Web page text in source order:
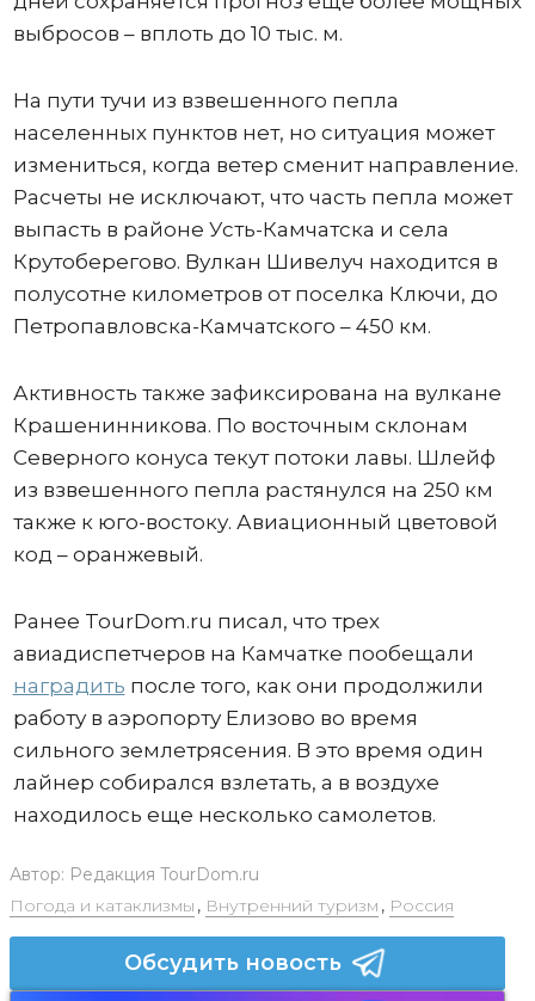
выбросов – вплоть до 10 тыс. м.
На пути тучи из взвешенного пепла
населенных пунктов нет, но ситуация может
измениться, когда ветер сменит направление.
Расчеты не исключают, что часть пепла может
выпасть в районе Усть-Камчатска и села
Крутоберегово. Вулкан Шивелуч находится в
полусотне километров от поселка Ключи, до
Петропавловска-Камчатского – 450 км.
Активность также зафиксирована на вулкане
Крашенинникова. По восточным склонам
Северного конуса текут потоки лавы. Шлейф
из взвешенного пепла растянулся на 250 км
также к юго-востоку. Авиационный цветовой
код – оранжевый.
Ранее TourDom.ru писал, что трех
авиадиспетчеров на Камчатке пообещали
наградить после того, как они продолжили
работу в аэропорту Елизово во время
сильного землетрясения. В это время один
лайнер собирался взлетать, а в воздухе
находилось еще несколько самолетов.
Автор: Редакция TourDom.ru
Погода и катаклизмы , Внутренний туризм , Россия
Обсудить новость